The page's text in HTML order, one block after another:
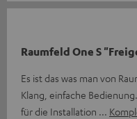
Raumfeld One S
Es ist das was man von
Klang, einfache
für die Installation